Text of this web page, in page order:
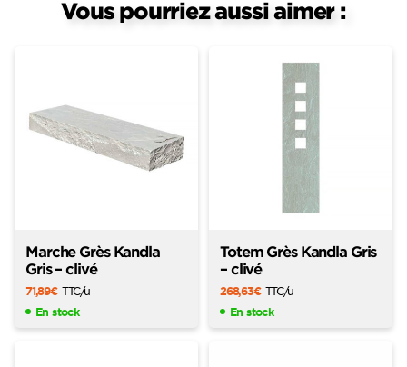
Vous pourriez aussi aimer :
Marche Grès Kandla
Gris – clivé
71,89€ TTC/u
En stock
Totem Grès Kandla Gris
– clivé
268,63€ TTC/u
En stock